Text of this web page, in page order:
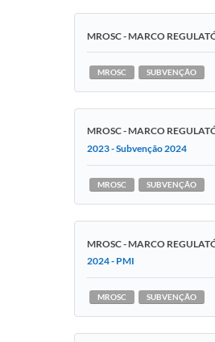
MROSC - MARCO
MROSC SUBVENÇÃO
MROSC - MARCO
2023 - Subvenção 2024
MROSC SUBVENÇÃO
MROSC - MARCO
2024 - PMI
MROSC SUBVENÇÃO